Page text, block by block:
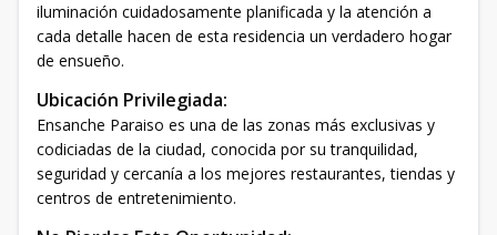
iluminación cuidadosamente planificada y la atención a
cada detalle hacen de esta residencia un verdadero hogar
de ensueño.
Ubicación Privilegiada:
Ensanche Paraiso es una de las zonas más exclusivas y
codiciadas de la ciudad, conocida por su tranquilidad,
seguridad y cercanía a los mejores restaurantes, tiendas y
centros de entretenimiento.